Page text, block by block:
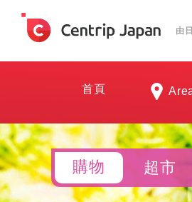
由
首頁
購物 超市